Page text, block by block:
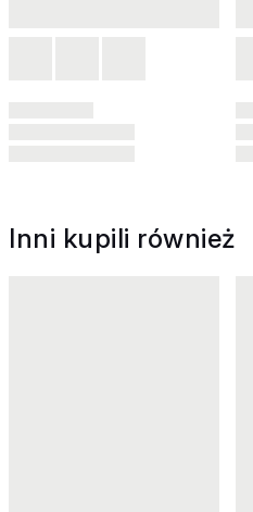
Inni kupili również